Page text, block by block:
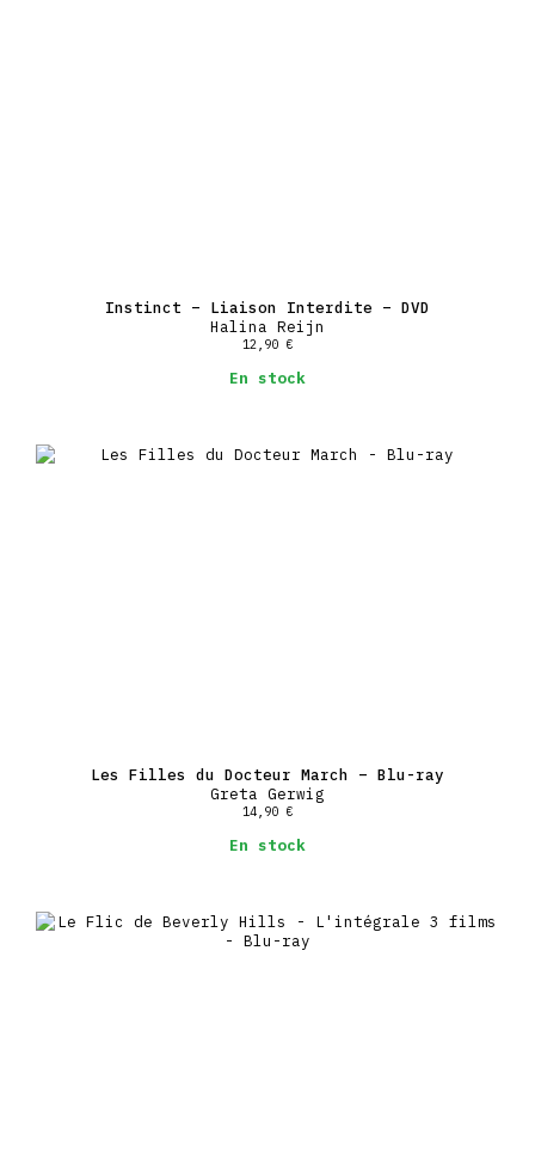
Instinct – Liaison Interdite – DVD
Halina Reijn
12,90 €
En stock
Les Filles du Docteur March – Blu-ray
Greta Gerwig
14,90 €
En stock